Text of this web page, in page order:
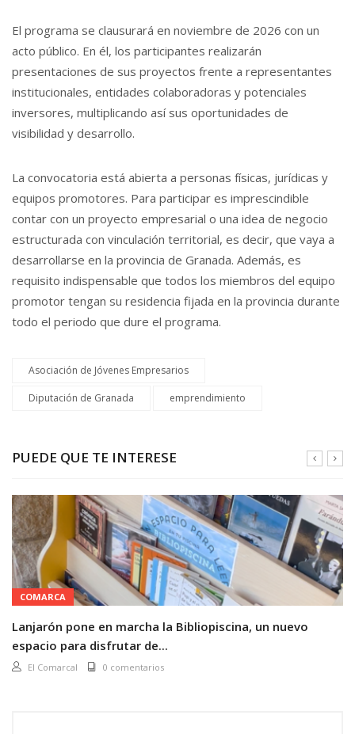
El programa se clausurará en noviembre de 2026 con un
acto público. En él, los participantes realizarán
presentaciones de sus proyectos frente a representantes
institucionales, entidades colaboradoras y potenciales
inversores, multiplicando así sus oportunidades de
visibilidad y desarrollo.
La convocatoria está abierta a personas físicas, jurídicas y
equipos promotores. Para participar es imprescindible
contar con un proyecto empresarial o una idea de negocio
estructurada con vinculación territorial, es decir, que vaya a
desarrollarse en la provincia de Granada. Además, es
requisito indispensable que todos los miembros del equipo
promotor tengan su residencia fijada en la provincia durante
todo el periodo que dure el programa.
Asociación de Jóvenes Empresarios
Diputación de Granada emprendimiento
PUEDE QUE TE INTERESE
COMARCA
Lanjarón pone en marcha la Bibliopiscina, un nuevo
espacio para disfrutar de...
El Comarcal 0 comentarios